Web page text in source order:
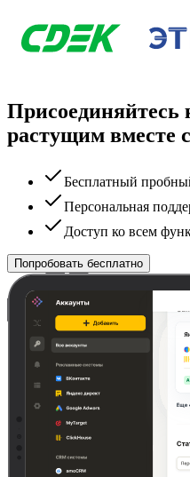
растущим вместе
Бесплатный
Персональная
Доступ ко всем
Попробовать бесплатно